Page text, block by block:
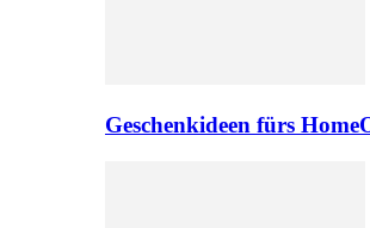
Geschenkideen fürs